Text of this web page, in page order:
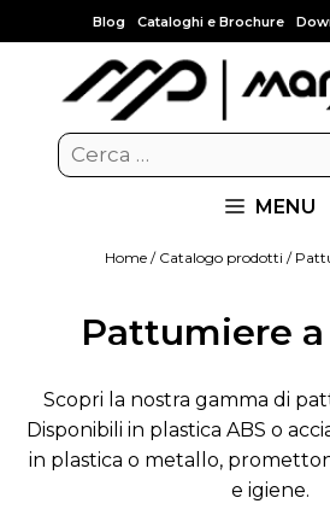
Blog Cataloghi e Brochure
MENU
Home/ Catalogo prodotti /
Pattumiere
Scopri la nostra gamma di
Disponibili in plastica ABS o
in plastica o metallo,
e igiene.